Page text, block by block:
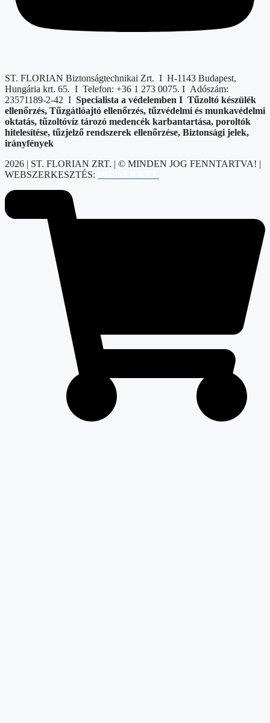
ST. FLORIAN Biztonságtechnikai Zrt. I H-1143 Budapest,
Hungária krt. 65. I Telefon: +36 1 273 0075. I Adószám:
23571189-2-42 I Specialista a védelemben I Tűzoltó készülék
ellenőrzés, Tűzgátlóajtó ellenőrzés, tűzvédelmi és munkavédelmi
oktatás, tűzoltóvíz tározó medencék karbantartása, poroltók
hitelesítése, tűzjelző rendszerek ellenőrzése, Biztonsági jelek,
irányfények
2026 | ST. FLORIAN ZRT. | © MINDEN JOG FENNTARTVA! |
WEBSZERKESZTÉS: